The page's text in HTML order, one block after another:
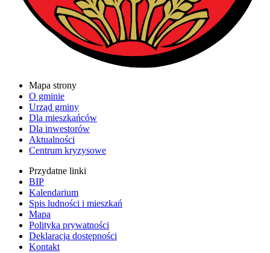
Mapa strony
O gminie
Urząd gminy
Dla mieszkańców
Dla inwestorów
Aktualności
Centrum kryzysowe
Przydatne linki
BIP
Kalendarium
Spis ludności i mieszkań
Mapa
Polityka prywatności
Deklaracja dostępności
Kontakt